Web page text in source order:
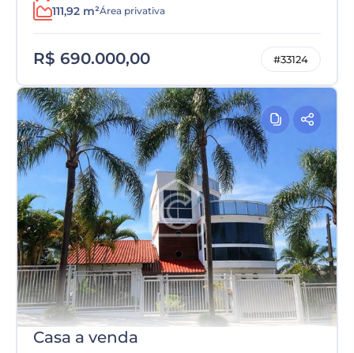
111,92 m²Área privativa
R$ 690.000,00 #33124
Casa a venda